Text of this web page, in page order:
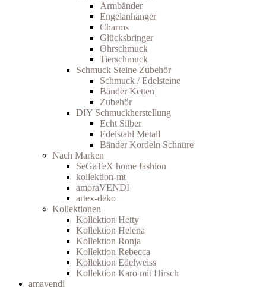
Armbänder
Engelanhänger
Charms
Glücksbringer
Ohrschmuck
Tierschmuck
Schmuck Steine Zubehör
Schmuck / Edelsteine
Bänder Ketten
Zubehör
DIY Schmuckherstellung
Echt Silber
Edelstahl Metall
Bänder Kordeln Schnüre
Nach Marken
SeGaTeX home fashion
kollektion-mt
amoraVENDI
artex-deko
Kollektionen
Kollektion Hetty
Kollektion Helena
Kollektion Ronja
Kollektion Rebecca
Kollektion Edelweiss
Kollektion Karo mit Hirsch
amavendi